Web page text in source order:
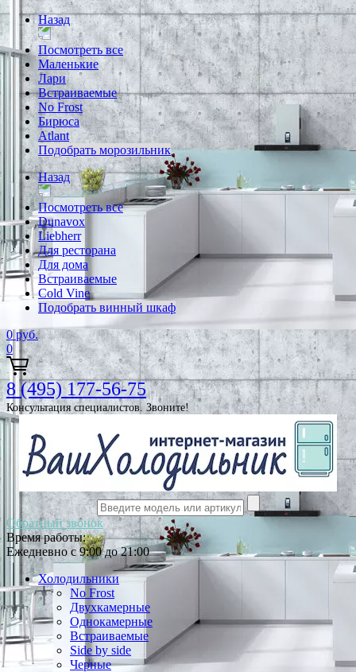
Назад
Посмотреть все
Маленькие
Лари
Встраиваемые
No Frost
Бирюса
Atlant
Подобрать морозильник
Назад
Посмотреть все
Dunavox
Liebherr
Для ресторана
Для дома
Встраиваемые
Cold Vine
Подобрать винный шкаф
0 руб.
0
8 (495) 177-56-75
Консультация специалистов. Звоните!
Обратный звонок
Время работы:
Ежедневно с 9:00 до 21:00
Холодильники
No Frost
Двухкамерные
Однокамерные
Встраиваемые
Side by side
Черные